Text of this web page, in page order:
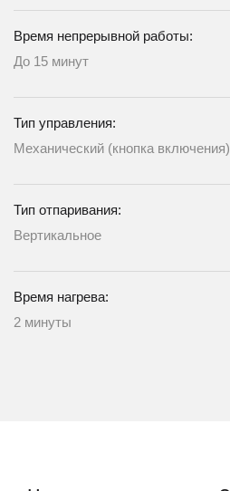
Время непрерывной работы:
До 15 минут
Тип управления:
Механический (кнопка включения)
Тип отпаривания:
Вертикальное
Время нагрева:
2 минуты